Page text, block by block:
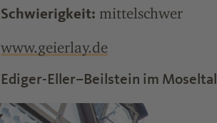
Schwierigkeit: mittelschwer
www.geierlay.de
Ediger-Eller–Beilstein im Moseltal